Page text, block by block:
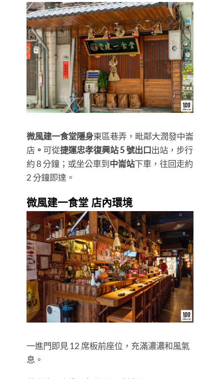
微風建一食堂隱身東區巷弄，毗鄰大潤發中崙
店 。 可從捷運忠孝復興站 5 號出口出站，步行
約 8 分鐘；或坐公車到 中崙站下車，往回走約
2 分鐘即達。
微風建一食堂 店內環境
一進門即見 12 席板前座位，充滿濃濃和風氣
息。